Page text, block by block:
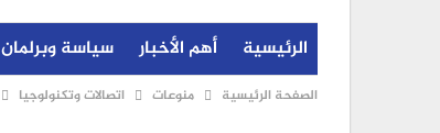
الرئيسية أهم الأخبار سياسة وبرلمان
الصفحة الرئيسية منوعات اتصالات وتكنولوجيا